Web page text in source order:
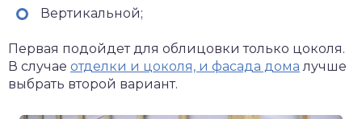
Вертикальной;
Первая подойдет для облицовки только цоколя.
В случае отделки и цоколя, и фасада дома лучше
выбрать второй вариант.